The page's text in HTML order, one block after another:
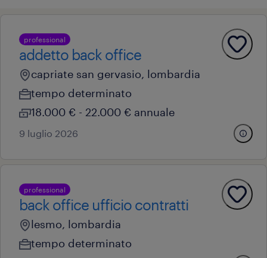
professional
addetto back office
capriate san gervasio, lombardia
tempo determinato
18.000 € - 22.000 € annuale
9 luglio 2026
professional
back office ufficio contratti
lesmo, lombardia
tempo determinato